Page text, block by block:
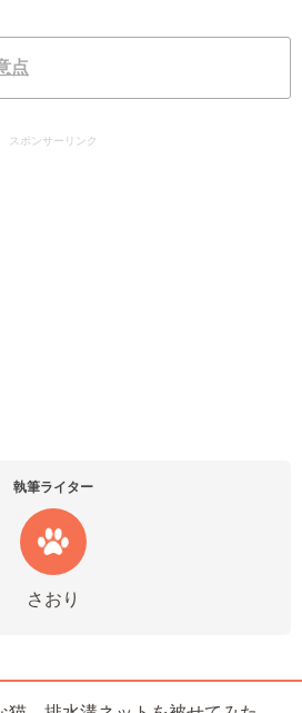
点
スポンサーリンク
執筆ライター
さおり